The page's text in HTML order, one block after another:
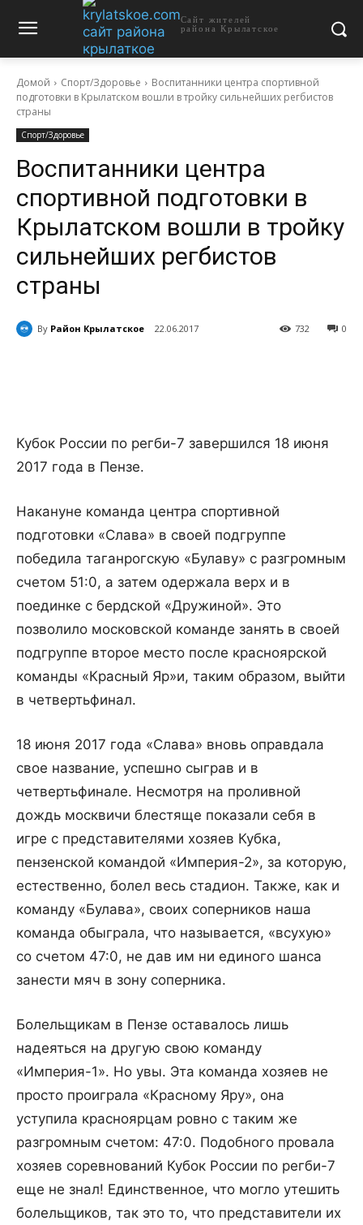
Сайт жителей
района Крылатское
Домой Спорт/Здоровье
Воспитанники центра спортивной
подготовки в Крылатском вошли в тройку сильнейших регбистов
страны
Спорт/Здоровье
Воспитанники центра
спортивной подготовки в
Крылатском вошли в тройку
сильнейших регбистов
страны
By Район Крылатское 22.06.2017 0
732
Кубок России по регби-7 завершился 18 июня
2017 года в Пензе.
Накануне команда центра спортивной
подготовки «Слава» в своей подгруппе
победила таганрогскую «Булаву» с разгромным
счетом 51:0, а затем одержала верх и в
поединке с бердской «Дружиной». Это
позволило московской команде занять в своей
подгруппе второе место после красноярской
команды «Красный Яр»и, таким образом, выйти
в четвертьфинал.
18 июня 2017 года «Слава» вновь оправдала
свое название, успешно сыграв и в
четвертьфинале. Несмотря на проливной
дождь москвичи блестяще показали себя в
игре с представителями хозяев Кубка,
пензенской командой «Империя-2», за которую,
естественно, болел весь стадион. Также, как и
команду «Булава», своих соперников наша
команда обыграла, что называется, «всухую»
со счетом 47:0, не дав им ни единого шанса
занести мяч в зону соперника.
Болельщикам в Пензе оставалось лишь
надеяться на другую свою команду
«Империя-1». Но увы. Эта команда хозяев не
просто проиграла «Красному Яру», она
уступила красноярцам ровно с таким же
разгромным счетом: 47:0. Подобного провала
хозяев соревнований Кубок России по регби-7
еще не знал! Единственное, что могло утешить
болельщиков, так это то, что представители их